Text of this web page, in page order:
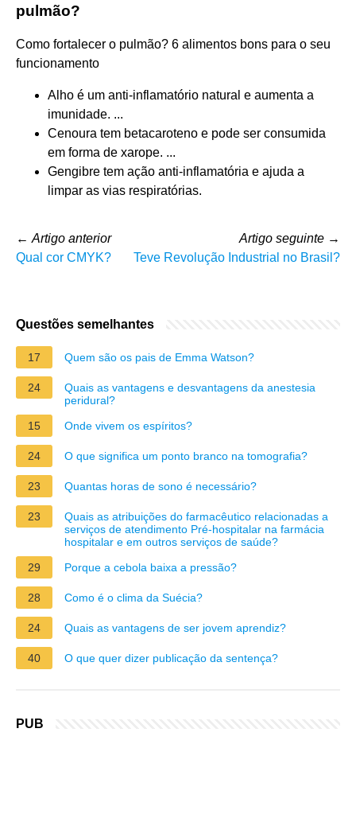
pulmão?
Como fortalecer o pulmão? 6 alimentos bons para o seu
funcionamento
Alho é um anti-inflamatório natural e aumenta a
imunidade. ...
Cenoura tem betacaroteno e pode ser consumida
em forma de xarope. ...
Gengibre tem ação anti-inflamatória e ajuda a
limpar as vias respiratórias.
← Artigo anterior
Qual cor CMYK?
Artigo seguinte →
Teve Revolução Industrial no Brasil?
Questões semelhantes
17 Quem são os pais de Emma Watson?
24
Quais as vantagens e desvantagens da anestesia
peridural?
15
Onde vivem os espíritos?
24 O que significa um ponto branco na tomografia?
23 Quantas horas de sono é necessário?
23
Quais as atribuições do farmacêutico relacionadas a
serviços de atendimento Pré-hospitalar na farmácia
hospitalar e em outros serviços de saúde?
29
Porque a cebola baixa a pressão?
28 Como é o clima da Suécia?
24 Quais as vantagens de ser jovem aprendiz?
40 O que quer dizer publicação da sentença?
PUB